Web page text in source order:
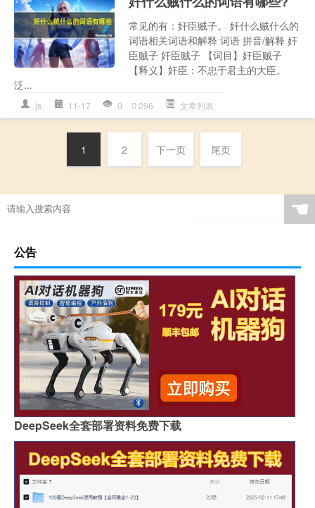
常见的有：奸臣贼子。 奸什么贼什么的
词语相关词语和解释 词语 拼音/解释 奸
臣贼子 奸臣贼子 【词目】奸臣贼子
【释义】奸臣：不忠于君主的大臣。
泛...
js 11-17 0 296 文章列表
1 2 下一页 尾页
☚
公告
DeepSeek全套部署资料免费下载